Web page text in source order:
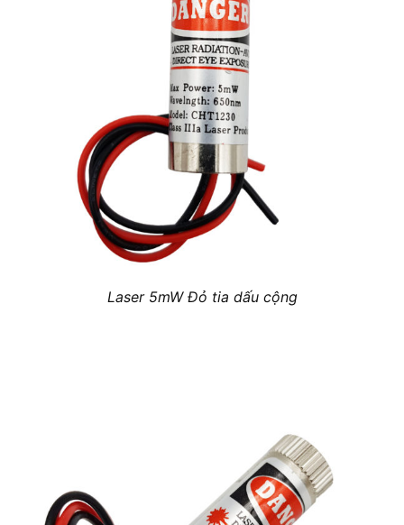
Laser 5mW Đỏ tia dấu cộng